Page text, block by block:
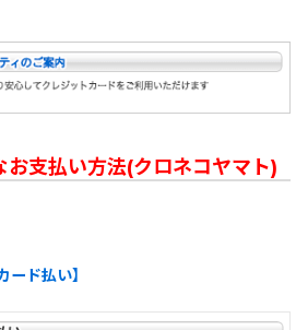
支払い方法(クロネコヤマト)
ド払い】